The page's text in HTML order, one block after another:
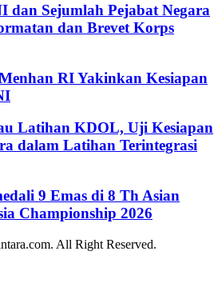
dan Sejumlah Pejabat Negara
dan Brevet Korps
RI Yakinkan Kesiapan
Latihan KDOL, Uji Kesiapan
dalam Latihan Terintegrasi
9 Emas di 8 Th Asian
Championship 2026
All Right Reserved.